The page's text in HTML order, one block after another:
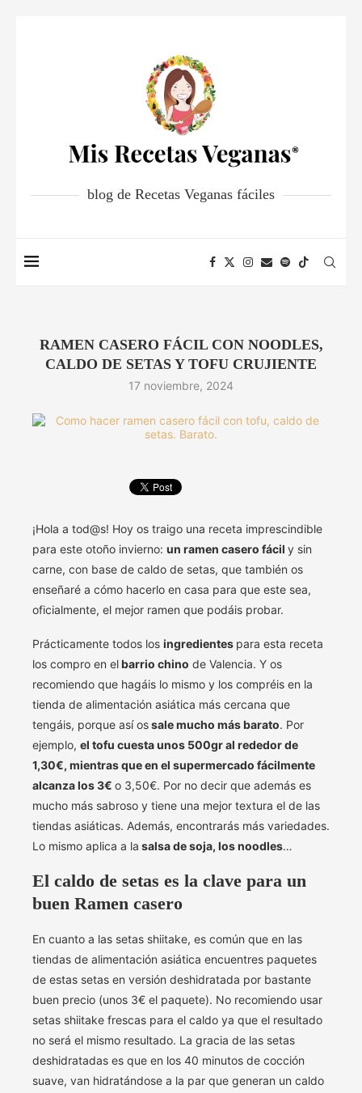
blog de Recetas Veganas fáciles
RAMEN CASERO FÁCIL CON NOODLES,
CALDO DE SETAS Y TOFU CRUJIENTE
17 noviembre, 2024
¡Hola a tod@s! Hoy os traigo una receta imprescindible
para este otoño invierno: un ramen casero fácil y sin
carne, con base de caldo de setas, que también os
enseñaré a cómo hacerlo en casa para que este sea,
oficialmente, el mejor ramen que podáis probar.
Prácticamente todos los ingredientes para esta receta
los compro en elbarrio chino de Valencia. Y os
recomiendo que hagáis lo mismo y los compréis en la
tienda de alimentación asiática más cercana que
tengáis, porque así ossale mucho más barato. Por
ejemplo, el tofu cuesta unos 500gr al rededor de
1,30€, mientras que en el supermercado fácilmente
alcanza los 3€ o 3,50€. Por no decir que además es
mucho más sabroso y tiene una mejor textura el de las
tiendas asiáticas. Además, encontrarás más variedades.
Lo mismo aplica a la salsa de soja, los noodles…
El caldo de setas es la clave para un
buen Ramen casero
En cuanto a las setas shiitake, es común que en las
tiendas de alimentación asiática encuentres paquetes
de estas setas en versión deshidratada por bastante
buen precio (unos 3€ el paquete). No recomiendo usar
setas shiitake frescas para el caldo ya que el resultado
no será el mismo resultado. La gracia de las setas
deshidratadas es que en los 40 minutos de cocción
suave, van hidratándose a la par que generan un caldo